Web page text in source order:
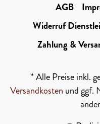
AGB
Widerruf
Zahlung &
* Alle Preise inkl.
Versandkosten und ggf.